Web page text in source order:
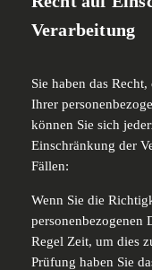
Verarbeitung
Sie haben das
Ihrer
können Sie sich
Einschränkung der
Fällen:
Wenn Sie die
personenbezogenen
Regel Zeit, um dies
Prüfung haben Sie